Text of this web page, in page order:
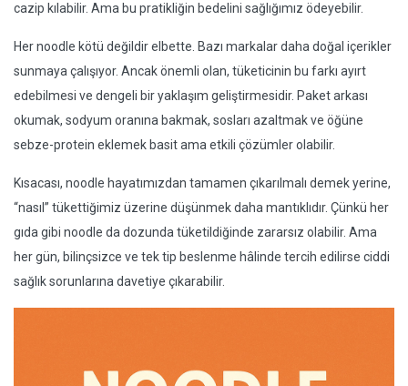
cazip kılabilir. Ama bu pratikliğin bedelini sağlığımız ödeyebilir.
Her noodle kötü değildir elbette. Bazı markalar daha doğal içerikler
sunmaya çalışıyor. Ancak önemli olan, tüketicinin bu farkı ayırt
edebilmesi ve dengeli bir yaklaşım geliştirmesidir. Paket arkası
okumak, sodyum oranına bakmak, sosları azaltmak ve öğüne
sebze-protein eklemek basit ama etkili çözümler olabilir.
Kısacası, noodle hayatımızdan tamamen çıkarılmalı demek yerine,
“nasıl” tükettiğimiz üzerine düşünmek daha mantıklıdır. Çünkü her
gıda gibi noodle da dozunda tüketildiğinde zararsız olabilir. Ama
her gün, bilinçsizce ve tek tip beslenme hâlinde tercih edilirse ciddi
sağlık sorunlarına davetiye çıkarabilir.